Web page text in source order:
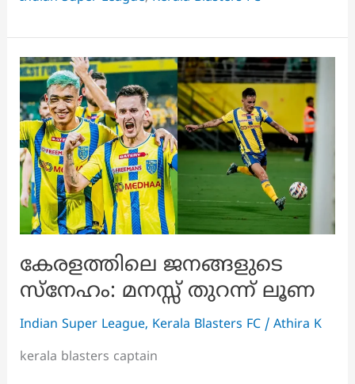
പരിശീലകന്റെ
നിലപാട്?
കേരളത്തിലെ ജനങ്ങളുടെ
സ്നേഹം: മനസ്സ് തുറന്ന് ലൂണ
Indian Super League, Kerala Blasters FC/ Athira K
kerala blasters captain